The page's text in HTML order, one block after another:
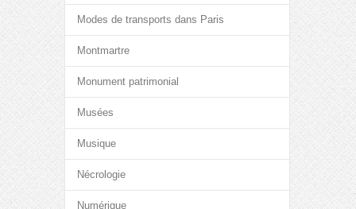
Modes de transports dans Paris
Montmartre
Monument patrimonial
Musées
Musique
Nécrologie
Numérique